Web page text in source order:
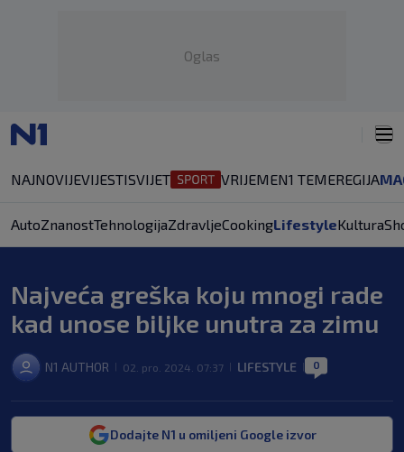
Oglas
NAJNOVIJEVIJESTISVIJET VRIJEMEN1 TEMEREGIJA
AutoZnanostTehnologijaZdravljeCookingLifestyleKultura
Najveća greška koju mnogi rade
kad unose biljke unutra za zimu
N1 AUTHOR 02. pro. 2024. 07:37 LIFESTYLE 0
Dodajte N1 u omiljeni Google izvor